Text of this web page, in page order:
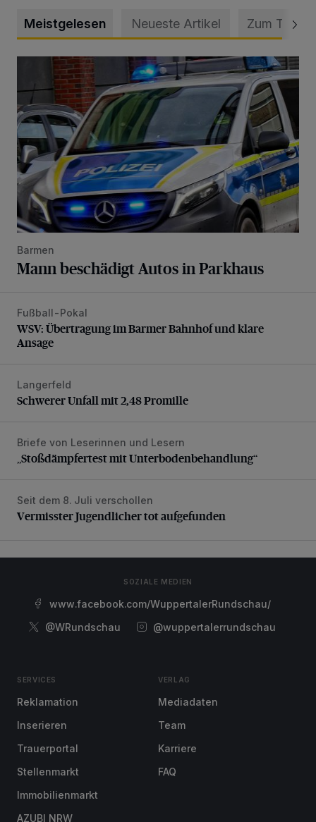
Meistgelesen Neueste Artikel Zum Thema
Mann beschädigt Autos in Parkhaus
Barmen
Mann beschädigt Autos in Parkhaus
WSV: Übertragung im Barmer Bahnhof und klare Ansage
Fußball-Pokal
WSV: Übertragung im Barmer Bahnhof und klare
Ansage
Schwerer Unfall mit 2,48 Promille
Langerfeld
Schwerer Unfall mit 2,48 Promille
„Stoßdämpfertest mit Unterbodenbehandlung“
Briefe von Leserinnen und Lesern
„Stoßdämpfertest mit Unterbodenbehandlung“
Vermisster Jugendlicher tot aufgefunden
Seit dem 8. Juli verschollen
Vermisster Jugendlicher tot aufgefunden
SOZIALE MEDIEN
www.facebook.com/WuppertalerRundschau/
@WRundschau
@wuppertalerrundschau
SERVICES
Reklamation
Inserieren
Trauerportal
Stellenmarkt
Immobilienmarkt
AZUBI NRW
VERLAG
Mediadaten
Team
Karriere
FAQ